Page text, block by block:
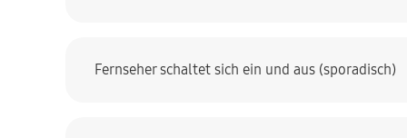
Fernseher schaltet sich ein und aus (sporadisch)